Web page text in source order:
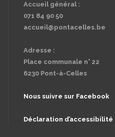
Accueil général :
071 84 90 50
accueil@pontacelles.be
Adresse :
Place communale n° 22
6230 Pont-à-Celles
Nous suivre sur Facebook
Déclaration d’accessibilité